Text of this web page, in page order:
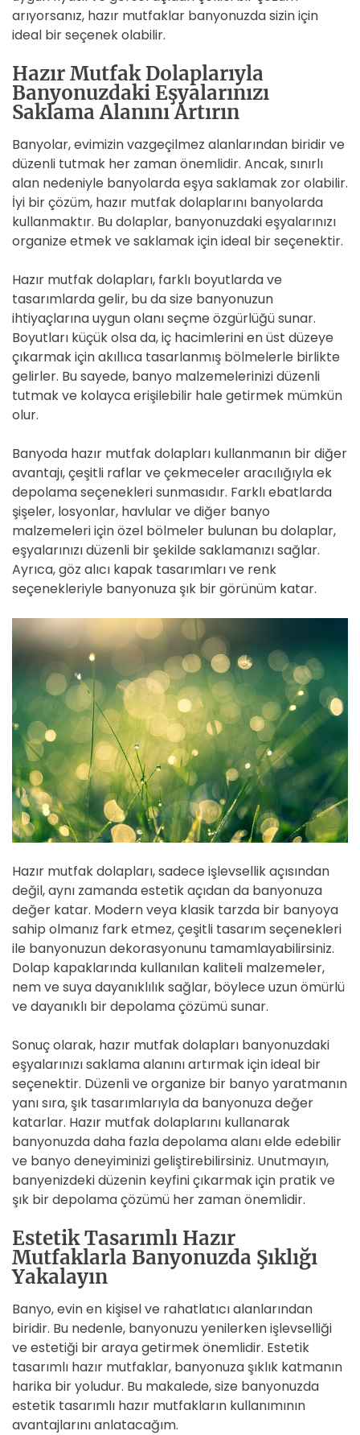
arıyorsanız, hazır mutfaklar banyonuzda sizin için
ideal bir seçenek olabilir.
Hazır Mutfak Dolaplarıyla
Banyonuzdaki Eşyalarınızı
Saklama Alanını Artırın
Banyolar, evimizin vazgeçilmez alanlarından biridir ve
düzenli tutmak her zaman önemlidir. Ancak, sınırlı
alan nedeniyle banyolarda eşya saklamak zor olabilir.
İyi bir çözüm, hazır mutfak dolaplarını banyolarda
kullanmaktır. Bu dolaplar, banyonuzdaki eşyalarınızı
organize etmek ve saklamak için ideal bir seçenektir.
Hazır mutfak dolapları, farklı boyutlarda ve
tasarımlarda gelir, bu da size banyonuzun
ihtiyaçlarına uygun olanı seçme özgürlüğü sunar.
Boyutları küçük olsa da, iç hacimlerini en üst düzeye
çıkarmak için akıllıca tasarlanmış bölmelerle birlikte
gelirler. Bu sayede, banyo malzemelerinizi düzenli
tutmak ve kolayca erişilebilir hale getirmek mümkün
olur.
Banyoda hazır mutfak dolapları kullanmanın bir diğer
avantajı, çeşitli raflar ve çekmeceler aracılığıyla ek
depolama seçenekleri sunmasıdır. Farklı ebatlarda
şişeler, losyonlar, havlular ve diğer banyo
malzemeleri için özel bölmeler bulunan bu dolaplar,
eşyalarınızı düzenli bir şekilde saklamanızı sağlar.
Ayrıca, göz alıcı kapak tasarımları ve renk
seçenekleriyle banyonuza şık bir görünüm katar.
Hazır mutfak dolapları, sadece işlevsellik açısından
değil, aynı zamanda estetik açıdan da banyonuza
değer katar. Modern veya klasik tarzda bir banyoya
sahip olmanız fark etmez, çeşitli tasarım seçenekleri
ile banyonuzun dekorasyonunu tamamlayabilirsiniz.
Dolap kapaklarında kullanılan kaliteli malzemeler,
nem ve suya dayanıklılık sağlar, böylece uzun ömürlü
ve dayanıklı bir depolama çözümü sunar.
Sonuç olarak, hazır mutfak dolapları banyonuzdaki
eşyalarınızı saklama alanını artırmak için ideal bir
seçenektir. Düzenli ve organize bir banyo yaratmanın
yanı sıra, şık tasarımlarıyla da banyonuza değer
katarlar. Hazır mutfak dolaplarını kullanarak
banyonuzda daha fazla depolama alanı elde edebilir
ve banyo deneyiminizi geliştirebilirsiniz. Unutmayın,
banyenizdeki düzenin keyfini çıkarmak için pratik ve
şık bir depolama çözümü her zaman önemlidir.
Estetik Tasarımlı Hazır
Mutfaklarla Banyonuzda Şıklığı
Yakalayın
Banyo, evin en kişisel ve rahatlatıcı alanlarından
biridir. Bu nedenle, banyonuzu yenilerken işlevselliği
ve estetiği bir araya getirmek önemlidir. Estetik
tasarımlı hazır mutfaklar, banyonuza şıklık katmanın
harika bir yoludur. Bu makalede, size banyonuzda
estetik tasarımlı hazır mutfakların kullanımının
avantajlarını anlatacağım.